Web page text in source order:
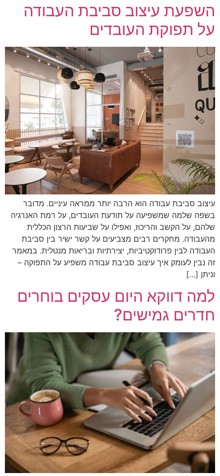
השפעת עיצוב סביבת העבודה
על תפוקת העובדים
עיצוב סביבת עבודה הוא הרבה יותר ממראה עיניים. מדובר
בשפה שלמה שמשפיעה על תודעת העובדים, על רמת האנרגיה
שלהם, על הקשב והריכוז, ואפילו על שביעות הרצון הכללית
מהעבודה. מחקרים רבים מצביעים על קשר ישיר בין סביבת
העבודה לבין פרודוקטיביות, יצירתיות ובריאות מנטלית. במאמר
זה נבין לעומק איך עיצוב סביבת עבודה משפיע על התפוקה –
וניתן […]
למה דווקא היום עסקים בוחרים
חדרים גמישים?